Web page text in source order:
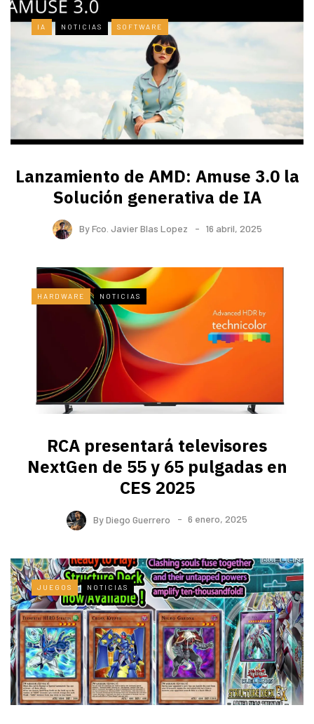
IA NOTICIAS SOFTWARE
Lanzamiento de AMD: Amuse 3.0 la
Solución generativa de IA
ByFco. Javier Blas Lopez 16 abril, 2025
HARDWARE NOTICIAS
RCA presentará televisores
NextGen de 55 y 65 pulgadas en
CES 2025
ByDiego Guerrero 6 enero, 2025
JUEGOS NOTICIAS